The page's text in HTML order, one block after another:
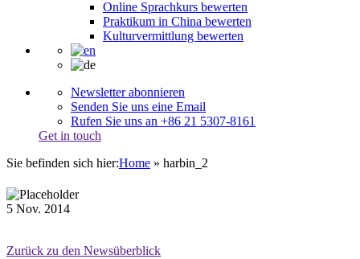
Online Sprachkurs bewerten
Praktikum in China bewerten
Kulturvermittlung bewerten
Newsletter abonnieren
Senden Sie uns eine Email
Rufen Sie uns an +86 21 5307-8161
Get in touch
Sie befinden sich hier:Home » harbin_2
5 Nov. 2014
Zurück zu den Newsüberblick